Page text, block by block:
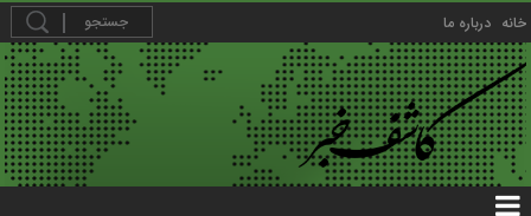
خانه درباره ما